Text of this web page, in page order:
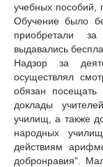
учебных пособий,
Обучение было
приобретали
выдавались
Надзор за
осуществлял
обязан
доклады
училищ, а также
народных
действиям
добронравия".